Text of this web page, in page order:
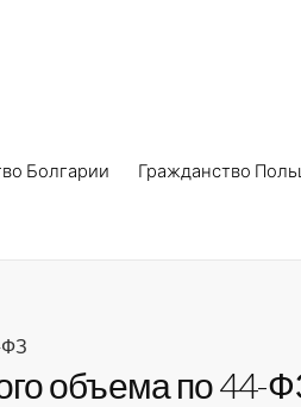
Болгарии Гражданство
ФЗ
объема по 44-